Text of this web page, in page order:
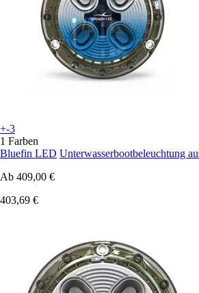
+-3
1 Farben
Bluefin LED Unterwasserbootbeleuchtung
Ab 409,00 €
403,69 €